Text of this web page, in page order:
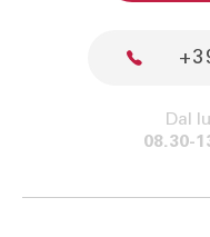
Dal
08.30-